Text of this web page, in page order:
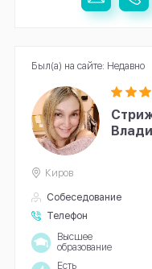
Собеседование
Телефон
Киров
Высшее
образование
Есть
Был(а) на сайте: Недавно